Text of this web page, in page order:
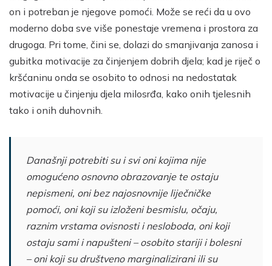
on i potreban je njegove pomoći. Može se reći da u ovo
moderno doba sve više ponestaje vremena i prostora za
drugoga. Pri tome, čini se, dolazi do smanjivanja zanosa i
gubitka motivacije za činjenjem dobrih djela; kad je riječ o
kršćaninu onda se osobito to odnosi na nedostatak
motivacije u činjenju djela milosrđa, kako onih tjelesnih
tako i onih duhovnih.
Današnji potrebiti su i svi oni kojima nije
omogućeno osnovno obrazovanje te ostaju
nepismeni, oni bez najosnovnije liječničke
pomoći, oni koji su izloženi besmislu, očaju,
raznim vrstama ovisnosti i nesloboda, oni koji
ostaju sami i napušteni – osobito stariji i bolesni
– oni koji su društveno marginalizirani ili su